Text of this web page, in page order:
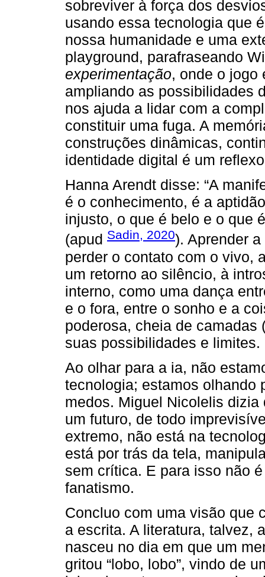
sobreviver à força dos
usando essa tecnologia que
nossa humanidade e uma
playground, parafraseando
experimentação, onde o jogo
ampliando as possibilidades
nos ajuda a lidar com a
constituir uma fuga. A
construções dinâmicas,
identidade digital é um
Hanna Arendt disse: “A
é o conhecimento, é a
injusto, o que é belo e o que
(apud Sadin, 2020). Aprender
perder o contato com o vivo,
um retorno ao silêncio, à
interno, como uma dança
e o fora, entre o sonho e a
poderosa, cheia de camadas
suas possibilidades e limites.
Ao olhar para a ia, não
tecnologia; estamos olhando
medos. Miguel Nicolelis
um futuro, de todo
extremo, não está na
está por trás da tela,
sem crítica. E para isso não
fanatismo.
Concluo com uma visão que
a escrita. A literatura, talvez,
nasceu no dia em que um
gritou “lobo, lobo”, vindo de